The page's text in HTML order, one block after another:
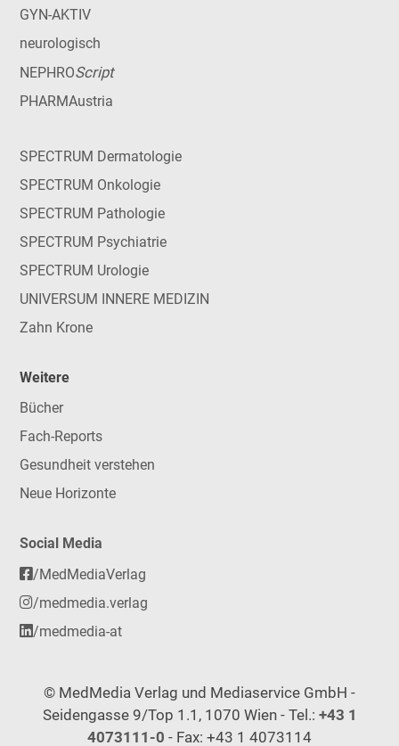
GYN-AKTIV
neurologisch
NEPHROScript
PHARMAustria
SPECTRUM Dermatologie
SPECTRUM Onkologie
SPECTRUM Pathologie
SPECTRUM Psychiatrie
SPECTRUM Urologie
UNIVERSUM INNERE MEDIZIN
Zahn Krone
Weitere
Bücher
Fach-Reports
Gesundheit verstehen
Neue Horizonte
Social Media
/MedMediaVerlag
/medmedia.verlag
/medmedia-at
© MedMedia Verlag und Mediaservice GmbH -
Seidengasse 9/Top 1.1, 1070 Wien - Tel.: +43 1
4073111-0 - Fax: +43 1 4073114